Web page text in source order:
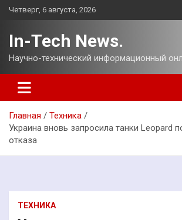
Перейти
Четверг, 6 августа, 2026
In-Tech News.
Научно-технический информационный
Главная
Техника
Украина вновь запросила танки Leopard
отказа
ТЕХНИКА